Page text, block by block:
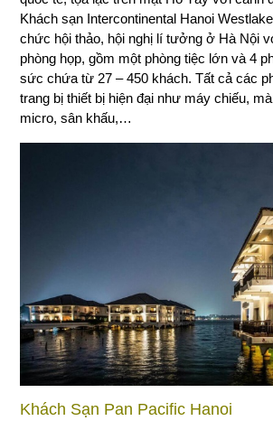
Khách sạn Intercontinental Hanoi
chức hội thảo, hội nghị lí tưởng ở Hà Nội
phòng họp, gồm một phòng tiệc lớn và 4
sức chứa từ 27 – 450 khách. Tất cả các
trang bị thiết bị hiện đại như máy chiếu,
micro, sân khấu,…
Khách Sạn Pan Pacific Hanoi